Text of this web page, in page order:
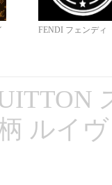
FENDI フェンディ
ルイ